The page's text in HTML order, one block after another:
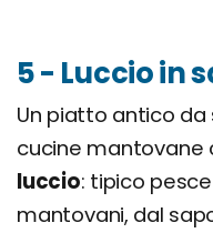
5 - Luccio in
Un piatto antico
cucine mantovane
luccio: tipico
mantovani, dal